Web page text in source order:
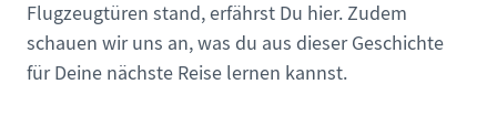
Flugzeugtüren stand, erfährst Du hier. Zudem
schauen wir uns an, was du aus dieser Geschichte
für Deine nächste Reise lernen kannst.